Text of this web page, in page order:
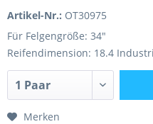
Artikel-Nr.: OT30975
Für Felgengröße: 34"
Reifendimension: 18.4
Merken